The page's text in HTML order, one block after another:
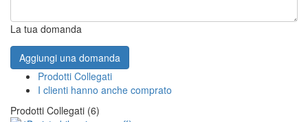
La tua domanda
Aggiungi una domanda
Prodotti Collegati
I clienti hanno anche comprato
Prodotti Collegati (6)